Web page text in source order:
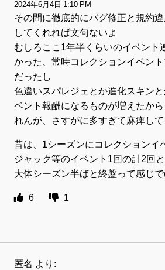
2024年6月4日 1:10 PM
その間に徹底的にバグ修正と規約
してくれれば文句ないよ
むしろここ1年半くらいのイベント
かった、常時コレクションイベン
だったし
色違いスパレジェとか進化スキン
ベント報酬になるものが増えたか
れんが、さすがに多すぎて麻痺し
昔は、1シーズンにコレクションイ
ジャック等のイベント1回の計2回
大体シーズン半ばと終盤って感じ
6 1
匿名 より: